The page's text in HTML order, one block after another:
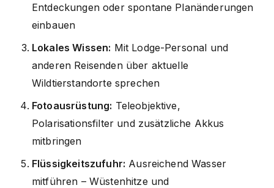
Entdeckungen oder spontane Planänderungen
einbauen
Lokales Wissen: Mit Lodge-Personal und
anderen Reisenden über aktuelle
Wildtierstandorte sprechen
Fotoausrüstung: Teleobjektive,
Polarisationsfilter und zusätzliche Akkus
mitbringen
Flüssigkeitszufuhr: Ausreichend Wasser
mitführen – Wüstenhitze und